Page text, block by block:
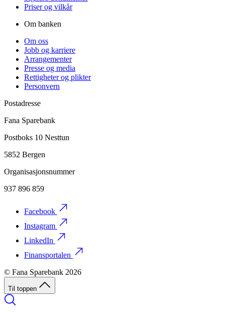
Priser og vilkår
Om banken
Om oss
Jobb og karriere
Arrangementer
Presse og media
Rettigheter og plikter
Personvern
Postadresse
Fana Sparebank
Postboks 10 Nesttun
5852 Bergen
Organisasjonsnummer
937 896 859
Facebook
Instagram
LinkedIn
Finansportalen
© Fana Sparebank 2026
Til toppen